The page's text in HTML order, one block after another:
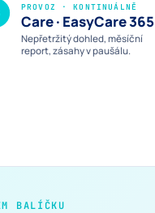
PROVOZ · KONTINUÁLNĚ
Care · EasyCare 365
Nepřetržitý dohled, měsíční
report, zásahy v paušálu.
BALÍČKU